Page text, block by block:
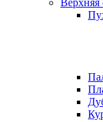
Верхняя